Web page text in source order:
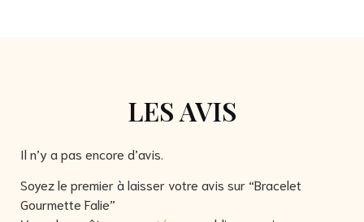
LES AVIS
Il n’y a pas encore d’avis.
Soyez le premier à laisser votre avis sur “Bracelet
Gourmette Falie”